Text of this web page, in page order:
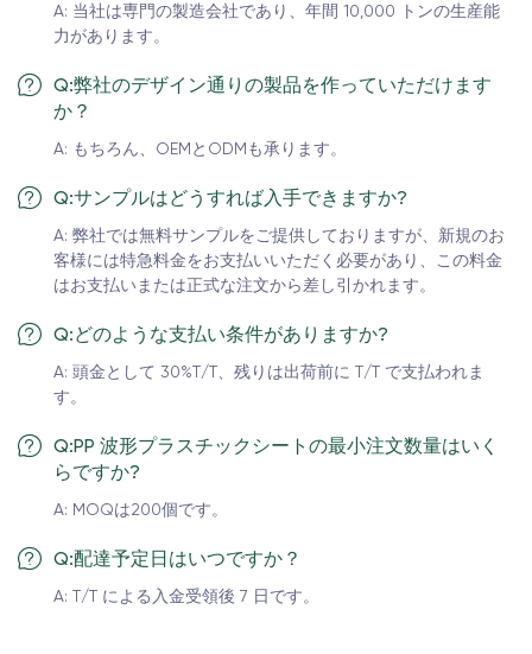
A: 当社は専門の製造会社であり、年間 10,000 トンの生産能
力があります。
Q:弊社のデザイン通りの製品を作っていただけます
か？
A: もちろん、OEMとODMも承ります。
Q:サンプルはどうすれば入手できますか?
A: 弊社では無料サンプルをご提供しておりますが、新規のお
客様には特急料金をお支払いいただく必要があり、この料金
はお支払いまたは正式な注文から差し引かれます。
Q:どのような支払い条件がありますか?
A: 頭金として 30%T/T、残りは出荷前に T/T で支払われま
す。
Q:PP 波形プラスチックシートの最小注文数量はいく
らですか?
A: MOQは200個です。
Q:配達予定日はいつですか？
A: T/T による入金受領後 7 日です。